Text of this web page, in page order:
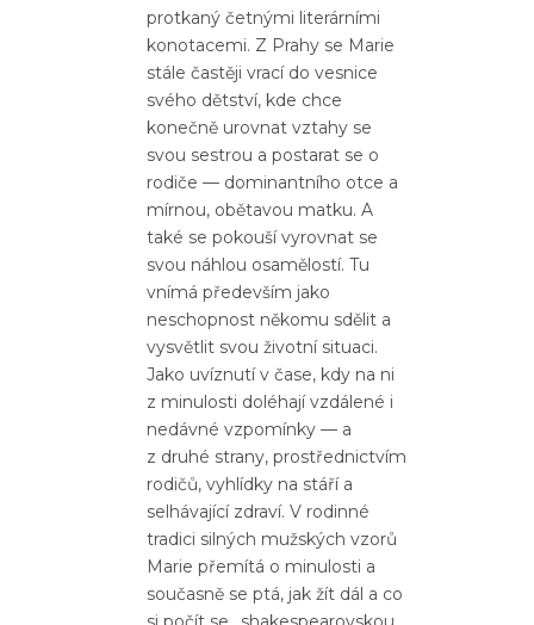
protkaný četnými literárními
konotacemi. Z Prahy se Marie
stále častěji vrací do vesnice
svého dětství, kde chce
konečně urovnat vztahy se
svou sestrou a postarat se o
rodiče — dominantního otce a
mírnou, obětavou matku. A
také se pokouší vyrovnat se
svou náhlou osamělostí. Tu
vnímá především jako
neschopnost někomu sdělit a
vysvětlit svou životní situaci.
Jako uvíznutí v čase, kdy na ni
z minulosti doléhají vzdálené i
nedávné vzpomínky — a
z druhé strany, prostřednictvím
rodičů, vyhlídky na stáří a
selhávající zdraví. V rodinné
tradici silných mužských vzorů
Marie přemítá o minulosti a
současně se ptá, jak žít dál a co